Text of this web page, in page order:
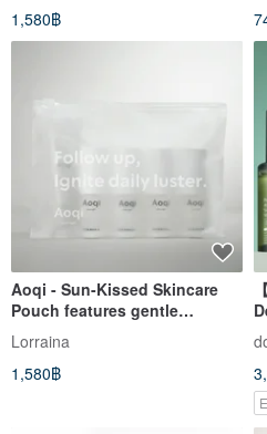
1,580฿
Aoqi - Sun-Kissed Skincare
Pouch features gentle
botanical extracts to maintain
skin balance. Travel-sized for
your convenience.
Lorraina
1,580฿